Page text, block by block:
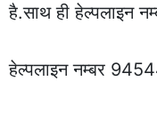
है.साथ ही हेल्पलाइन
हेल्पलाइन नम्बर